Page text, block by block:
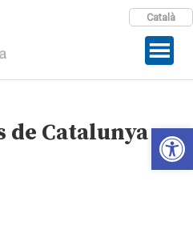
Català
de Catalunya